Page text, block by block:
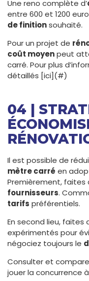
Une reno complète d’
entre 600 et 1200
de finitionsouhaité.
Pour un projet de
coût moyenpeut
carré. Pour plus
détaillés [ici](#)
04 |
Il est possible de
mètre carré en
Premièrement, faites
fournisseurs.
tarifs préférentiels.
En second lieu, faites
expérimentés pour
négociez toujours le
Consulter et
jouer la concurrence